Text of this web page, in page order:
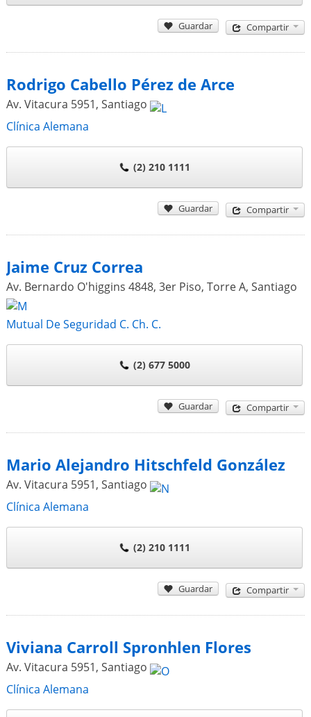
Guardar Compartir
Rodrigo Cabello Pérez de Arce
Av. Vitacura 5951, Santiago
Clínica Alemana
(2) 210 1111
Guardar Compartir
Jaime Cruz Correa
Av. Bernardo O'higgins 4848, 3er Piso, Torre A, Santiago
Mutual De Seguridad C. Ch. C.
(2) 677 5000
Guardar Compartir
Mario Alejandro Hitschfeld González
Av. Vitacura 5951, Santiago
Clínica Alemana
(2) 210 1111
Guardar Compartir
Viviana Carroll Spronhlen Flores
Av. Vitacura 5951, Santiago
Clínica Alemana